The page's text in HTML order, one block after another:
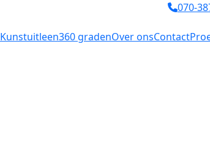
070-
Kunstuitleen360 gradenOver onsContact